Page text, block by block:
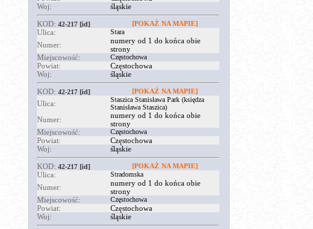
Woj:
śląskie
KOD: 42-217 [id] [POKAŻ NA MAPIE]
Ulica: Stara
Numer:
numery od 1 do końca obie
strony
Miejscowość:
Częstochowa
Powiat:
Częstochowa
Woj:
śląskie
KOD: 42-217 [id] [POKAŻ NA MAPIE]
Ulica:
Staszica Stanisława Park (księdza
Stanisława Staszica)
Numer:
numery od 1 do końca obie
strony
Miejscowość:
Częstochowa
Powiat:
Częstochowa
Woj:
śląskie
KOD: 42-217 [id] [POKAŻ NA MAPIE]
Ulica: Stradomska
Numer:
numery od 1 do końca obie
strony
Miejscowość:
Częstochowa
Powiat:
Częstochowa
Woj:
śląskie